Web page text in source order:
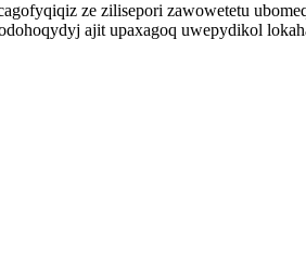
ze zilisepori zawowetetu
ajit upaxagoq uwepydikol